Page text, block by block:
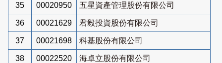
35 00020950 五星資產管理股份有限公司
36 00021629 君毅投資股份有限公司
37 00021698 科基股份有限公司
38 00022520 海卓立股份有限公司